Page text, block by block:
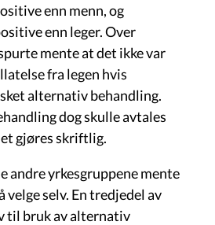
enn menn, og
enn leger. Over
mente at det ikke var
fra legen hvis
alternativ behandling.
dog skulle avtales
gjøres skriftlig.
andre yrkesgruppene mente
velge selv. En tredjedel av
til bruk av alternativ